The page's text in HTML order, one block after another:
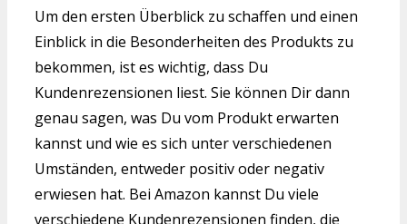
Um den ersten Überblick zu schaffen und einen
Einblick in die Besonderheiten des Produkts zu
bekommen, ist es wichtig, dass Du
Kundenrezensionen liest. Sie können Dir dann
genau sagen, was Du vom Produkt erwarten
kannst und wie es sich unter verschiedenen
Umständen, entweder positiv oder negativ
erwiesen hat. Bei Amazon kannst Du viele
verschiedene Kundenrezensionen finden, die